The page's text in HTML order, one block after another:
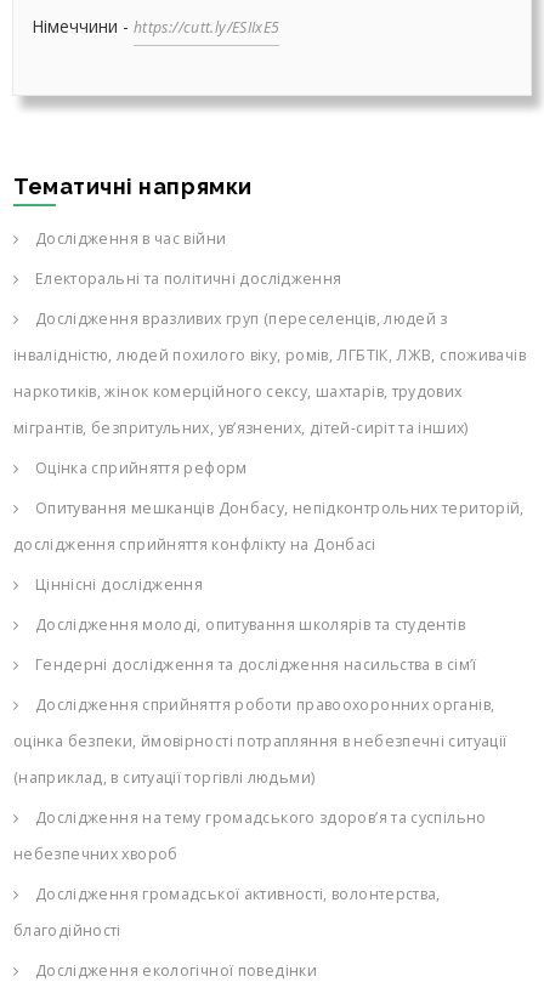
Німеччини - https://cutt.ly/ESIIxE5
Тематичні напрямки
Дослідження в час війни
Електоральні та політичні дослідження
Дослідження вразливих груп (переселенців, людей з
інвалідністю, людей похилого віку, ромів, ЛГБТІК, ЛЖВ, споживачів
наркотиків, жінок комерційного сексу, шахтарів, трудових
мігрантів, безпритульних, ув’язнених, дітей-сиріт та інших)
Оцінка сприйняття реформ
Опитування мешканців Донбасу, непідконтрольних територій,
дослідження сприйняття конфлікту на Донбасі
Ціннісні дослідження
Дослідження молоді, опитування школярів та студентів
Гендерні дослідження та дослідження насильства в сім’ї
Дослідження сприйняття роботи правоохоронних органів,
оцінка безпеки, ймовірності потрапляння в небезпечні ситуації
(наприклад, в ситуації торгівлі людьми)
Дослідження на тему громадського здоров’я та суспільно
небезпечних хвороб
Дослідження громадської активності, волонтерства,
благодійності
Дослідження екологічної поведінки